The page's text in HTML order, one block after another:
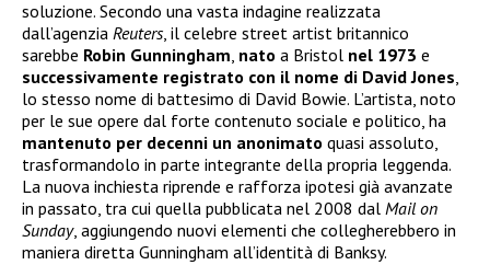
soluzione. Secondo una vasta indagine realizzata
dall’agenzia Reuters, il celebre street artist britannico
sarebbe Robin Gunningham, nato a Bristol nel 1973 e
successivamente registrato con il nome di David Jones,
lo stesso nome di battesimo di David Bowie. L’artista, noto
per le sue opere dal forte contenuto sociale e politico, ha
mantenuto per decenni un anonimato quasi assoluto,
trasformandolo in parte integrante della propria leggenda.
La nuova inchiesta riprende e rafforza ipotesi già avanzate
in passato, tra cui quella pubblicata nel 2008 dal Mail on
Sunday, aggiungendo nuovi elementi che collegherebbero in
maniera diretta Gunningham all’identità di Banksy.